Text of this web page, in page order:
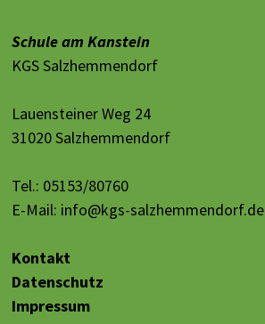
Schule am Kanstein
KGS Salzhemmendorf
Lauensteiner Weg 24
31020 Salzhemmendorf
Tel.: 05153/80760
E-Mail: info@kgs-salzhemmendorf.de
Kontakt
Datenschutz
Impressum